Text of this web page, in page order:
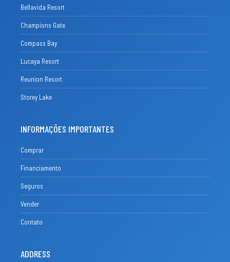
Bellavida Resort
Champions Gate
Compass Bay
Lucaya Resort
Reunion Resort
Storey Lake
INFORMAÇÕES IMPORTANTES
Comprar
Financiamento
Seguros
Vender
Contato
ADDRESS